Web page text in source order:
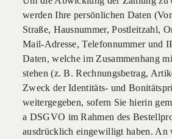
werden Ihre persönlichen Daten
Straße, Hausnummer, Postleitzahl,
Mail-Adresse, Telefonnummer und
Daten, welche im Zusammenhang
stehen (z. B. Rechnungsbetrag,
Zweck der Identitäts- und
weitergegeben, sofern Sie hierin
a DSGVO im Rahmen des
ausdrücklich eingewilligt haben. An